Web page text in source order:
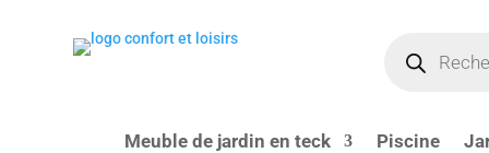
produits
Meuble de jardin en teck Piscine